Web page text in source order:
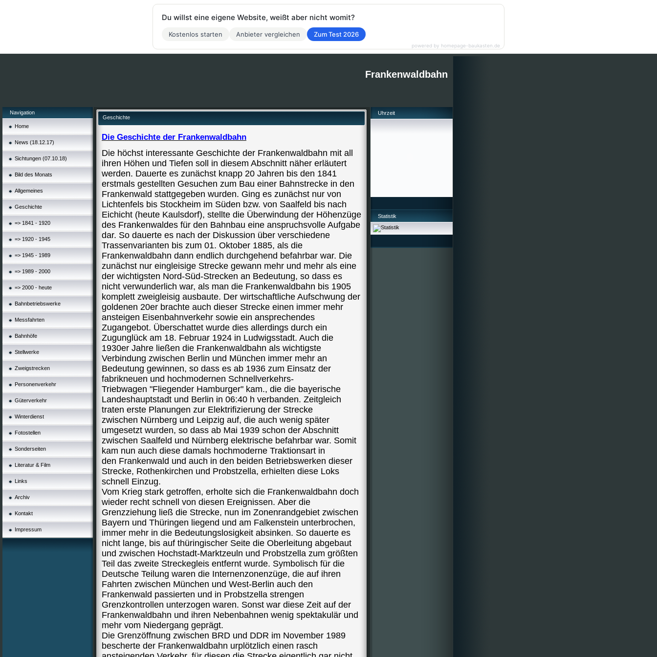
Frankenwaldbahn
Navigation
Home
News (18.12.17)
Sichtungen (07.10.18)
Bild des Monats
Allgemeines
Geschichte
=> 1841 - 1920
=> 1920 - 1945
=> 1945 - 1989
=> 1989 - 2000
=> 2000 - heute
Bahnbetriebswerke
Messfahrten
Bahnhöfe
Stellwerke
Zweigstrecken
Personenverkehr
Güterverkehr
Winterdienst
Fotostellen
Sonderseiten
Literatur & Film
Links
Archiv
Kontakt
Impressum
Geschichte
Die Geschichte der Frankenwaldbahn
Die höchst interessante Geschichte der Frankenwaldbahn mit all
ihren Höhen und Tiefen soll in diesem Abschnitt näher erläutert
werden. Dauerte es zunächst knapp 20 Jahren bis den 1841
erstmals gestellten Gesuchen zum Bau einer Bahnstrecke in den
Frankenwald stattgegeben wurden. Ging es zunächst nur von
Lichtenfels bis Stockheim im Süden bzw. von Saalfeld bis nach
Eichicht (heute Kaulsdorf), stellte die Überwindung der Höhenzüge
des Frankenwaldes für den Bahnbau eine anspruchsvolle Aufgabe
dar. So dauerte es nach der Diskussion über verschiedene
Trassenvarianten bis zum 01. Oktober 1885, als die
Frankenwaldbahn dann endlich durchgehend befahrbar war. Die
zunächst nur eingleisige Strecke gewann mehr und mehr als eine
der wichtigsten Nord-Süd-Strecken an Bedeutung, so dass es
nicht verwunderlich war, als man die Frankenwaldbahn bis 1905
komplett zweigleisig ausbaute. Der wirtschaftliche Aufschwung der
goldenen 20er brachte auch dieser Strecke einen immer mehr
ansteigen Eisenbahnverkehr sowie ein ansprechendes
Zugangebot. Überschattet wurde dies allerdings durch ein
Zugunglück am 18. Februar 1924 in Ludwigsstadt. Auch die
1930er Jahre ließen die Frankenwaldbahn als wichtigste
Verbindung zwischen Berlin und München immer mehr an
Bedeutung gewinnen, so dass es ab 1936 zum Einsatz der
fabrikneuen und hochmodernen Schnellverkehrs-
Triebwagen "Fliegender Hamburger" kam., die die bayerische
Landeshauptstadt und Berlin in 06:40 h verbanden. Zeitgleich
traten erste Planungen zur Elektrifizierung der Strecke
zwischen Nürnberg und Leipzig auf, die auch wenig später
umgesetzt wurden, so dass ab Mai 1939 schon der Abschnitt
zwischen Saalfeld und Nürnberg elektrische befahrbar war. Somit
kam nun auch diese damals hochmoderne Traktionsart in
den Frankenwald und auch in den beiden Betriebswerken dieser
Strecke, Rothenkirchen und Probstzella, erhielten diese Loks
schnell Einzug.
Vom Krieg stark getroffen, erholte sich die Frankenwaldbahn doch
wieder recht schnell von diesen Ereignissen. Aber die
Grenzziehung ließ die Strecke, nun im Zonenrandgebiet zwischen
Bayern und Thüringen liegend und am Falkenstein unterbrochen,
immer mehr in die Bedeutungslosigkeit absinken. So dauerte es
nicht lange, bis auf thüringischer Seite die Oberleitung abgebaut
und zwischen Hochstadt-Marktzeuln und Probstzella zum größten
Teil das zweite Streckegleis entfernt wurde. Symbolisch für die
Deutsche Teilung waren die Internenzonenzüge, die auf ihren
Fahrten zwischen München und West-Berlin auch den
Frankenwald passierten und in Probstzella strengen
Grenzkontrollen unterzogen waren. Sonst war diese Zeit auf der
Frankenwaldbahn und ihren Nebenbahnen wenig spektakulär und
mehr vom Niedergang geprägt.
Die Grenzöffnung zwischen BRD und DDR im November 1989
bescherte der Frankenwaldbahn urplötzlich einen rasch
Uhrzeit
Statistik
Du willst eine eigene Website, weißt aber nicht womit?
Kostenlos starten Anbieter vergleichen Zum Test 2026
powered by homepage-baukasten.de